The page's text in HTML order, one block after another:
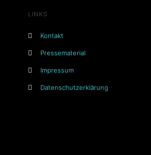
LINKS
Kontakt
Pressematerial
Impressum
Datenschutzerklärung